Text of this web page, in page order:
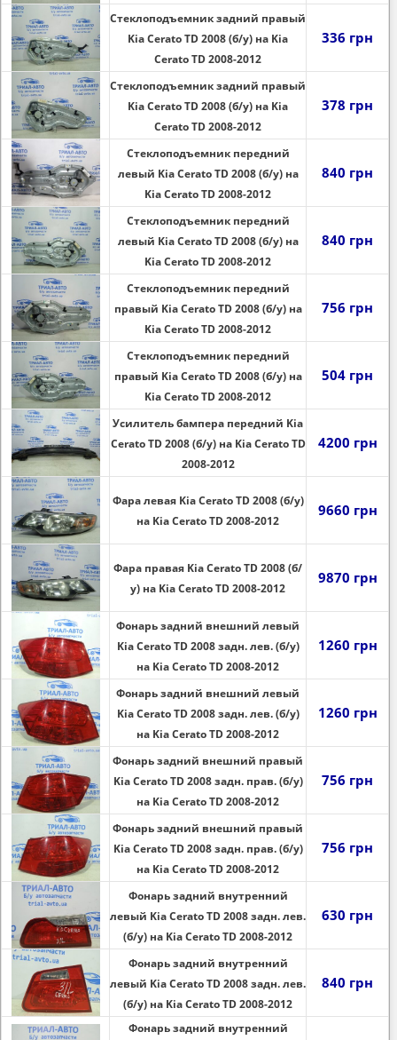
Стеклоподъемник задний правый
Kia Cerato TD 2008 (б/у) на Kia
Cerato TD 2008-2012
336 грн
Стеклоподъемник задний правый
Kia Cerato TD 2008 (б/у) на Kia
Cerato TD 2008-2012
378 грн
Стеклоподъемник передний
левый Kia Cerato TD 2008 (б/у) на
Kia Cerato TD 2008-2012
840 грн
Стеклоподъемник передний
левый Kia Cerato TD 2008 (б/у) на
Kia Cerato TD 2008-2012
840 грн
Стеклоподъемник передний
правый Kia Cerato TD 2008 (б/у) на
Kia Cerato TD 2008-2012
756 грн
Стеклоподъемник передний
правый Kia Cerato TD 2008 (б/у) на
Kia Cerato TD 2008-2012
504 грн
Усилитель бампера передний Kia
Cerato TD 2008 (б/у) на Kia Cerato TD
2008-2012
4200 грн
Фара левая Kia Cerato TD 2008 (б/у)
на Kia Cerato TD 2008-2012
9660 грн
Фара правая Kia Cerato TD 2008 (б/
у) на Kia Cerato TD 2008-2012
9870 грн
Фонарь задний внешний левый
Kia Cerato TD 2008 задн. лев. (б/у)
на Kia Cerato TD 2008-2012
1260 грн
Фонарь задний внешний левый
Kia Cerato TD 2008 задн. лев. (б/у)
на Kia Cerato TD 2008-2012
1260 грн
Фонарь задний внешний правый
Kia Cerato TD 2008 задн. прав. (б/у)
на Kia Cerato TD 2008-2012
756 грн
Фонарь задний внешний правый
Kia Cerato TD 2008 задн. прав. (б/у)
на Kia Cerato TD 2008-2012
756 грн
Фонарь задний внутренний
левый Kia Cerato TD 2008 задн. лев.
(б/у) на Kia Cerato TD 2008-2012
630 грн
Фонарь задний внутренний
левый Kia Cerato TD 2008 задн. лев.
(б/у) на Kia Cerato TD 2008-2012
840 грн
Фонарь задний внутренний